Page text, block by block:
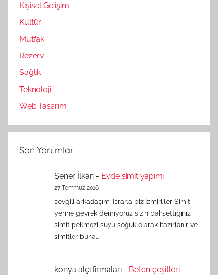
Kişisel Gelişim
Kültür
Mutfak
Rezerv
Sağlık
Teknoloji
Web Tasarım
Son Yorumlar
Şener İlkan - Evde simit yapımı
27 Temmuz 2016
sevgili arkadaşım, Israrla biz İzmirliler Simit
yerine gevrek demiyoruz sizin bahsettiğiniz
simit pekmezi suyu soğuk olarak hazırlanır ve
simitler buna…
konya alçı firmaları - Beton çeşitleri